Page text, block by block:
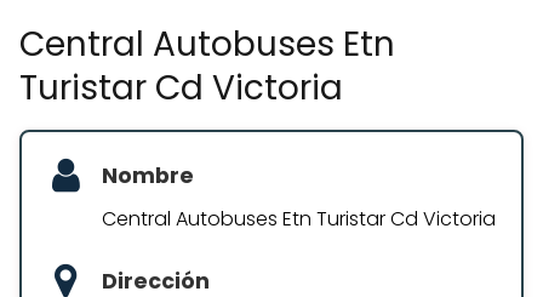
Central Autobuses Etn
Turistar Cd Victoria
Nombre
Central Autobuses Etn Turistar Cd Victoria
Dirección